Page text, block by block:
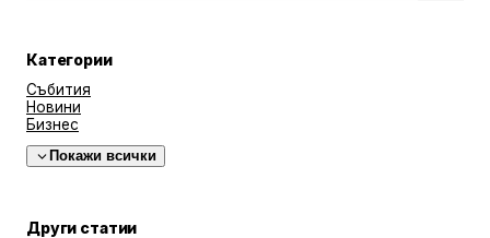
Категории
Събития
Новини
Бизнес
Покажи всички
Други статии